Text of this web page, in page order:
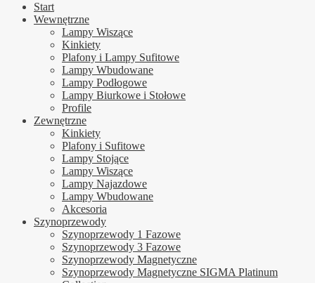
Start
Wewnętrzne
Lampy Wiszące
Kinkiety
Plafony i Lampy Sufitowe
Lampy Wbudowane
Lampy Podłogowe
Lampy Biurkowe i Stołowe
Profile
Zewnętrzne
Kinkiety
Plafony i Sufitowe
Lampy Stojące
Lampy Wiszące
Lampy Najazdowe
Lampy Wbudowane
Akcesoria
Szynoprzewody
Szynoprzewody 1 Fazowe
Szynoprzewody 3 Fazowe
Szynoprzewody Magnetyczne
Szynoprzewody Magnetyczne SIGMA Platinum